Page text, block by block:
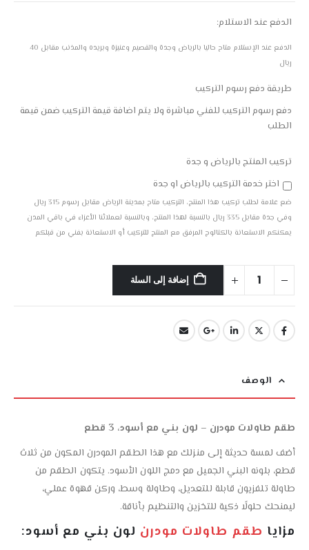
الدفع عند الاستلام:
الدفع عند الإستلام متاح حاليا بالرياض وجدة والقصيم وعنيزة وبريده والمذنب مقابل 40
ريال
طريقة دفع رسوم التركيب
دفع رسوم التركيب للفني مباشرة ولا يتم اضافة قيمة التركيب ضمن قيمة
الطلب
تركيب المنتج بالرياض و جدة
اختر خدمة التركيب بالرياض او جدة
ضع علامة لطلب تركيب هذا المنتج، التركيب متاح بمدينة الرياض مقابل رسوم 315 ريال
وفي جدة مقابل 335 ريال بالنسبة لهذا المنتج، وبالنسبة لعملائنا الأعزاء في باقي المدن
يمكنكم الاستعانة بالكتالوج المرفق مع المنتج للتركيب أو الاستعانة بفني من قبلكم
إضافة إلى السلة
الوصف
طقم طاولات مودرن – لون بني مع أسود، 3 قطع
أضف لمسة حديثة إلى منزلك مع هذا الطقم المودرن المكون من ثلاث
قطع، بلونه البني الجميل مع دمج اللون الأسود. يتكون الطقم من
طاولة تلفزيون قابلة للتعديل، وطاولة وسط، وركن قهوة عملي،
ليمنحك حلولًا ذكية للتخزين والتنظيم بأناقة.
مزايا طقم طاولات مودرن لون بني مع أسود: